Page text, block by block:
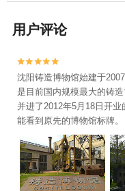
用户评论


沈阳铸造博物馆始建于
是目前国内规模最大的铸
并进了2012年5月18日开
能看到原先的博物馆标牌。